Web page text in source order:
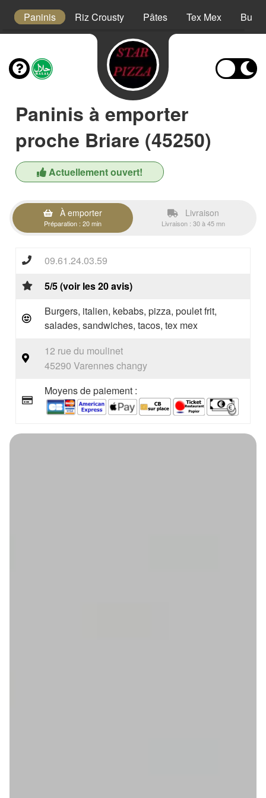
Paninis Riz Crousty Pâtes Tex Mex
Paninis à emporter
proche Briare (45250)
Actuellement ouvert!
À emporter
Préparation : 20 min
Livraison
Livraison : 30 à 45 mn
09.61.24.03.59
5/5 (voir les 20 avis)
Burgers, italien, kebabs, pizza, poulet frit,
salades, sandwiches, tacos, tex mex
12 rue du moulinet
45290 Varennes changy
Moyens de paiement :